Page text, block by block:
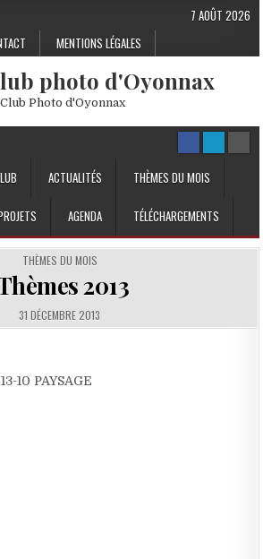
MENTIONS LÉGALES
7 AOÛT 2026
photo d'Oyonnax
Club Photo d'Oyonnax
ACTUALITÉS THÈMES DU MOIS
AGENDA TÉLÉCHARGEMENTS
POSTED IN
THÈMES DU MOIS
2013
PUBLISHED DATE:
31 DÉCEMBRE 2013
10 PAYSAGE